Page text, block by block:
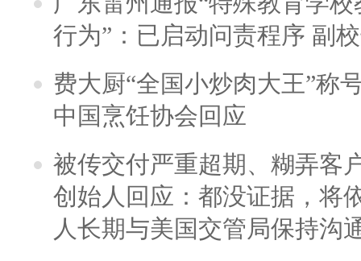
行为”：已启动问责程序 副
费大厨“全国小炒肉大王”称
中国烹饪协会回应
被传交付严重超期、糊弄客
创始人回应：都没证据，将
人长期与美国交管局保持沟